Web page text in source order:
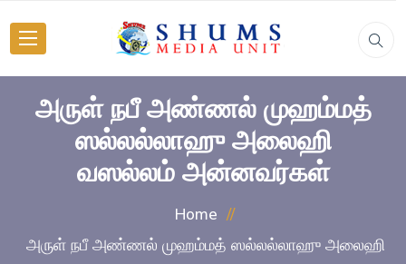
அருள் நபீ அண்ணல் முஹம்மத்
ஸல்லல்லாஹு அலைஹி
வஸல்லம் அன்னவர்கள்
Home
அருள் நபீ அண்ணல் முஹம்மத் ஸல்லல்லாஹு அலைஹி